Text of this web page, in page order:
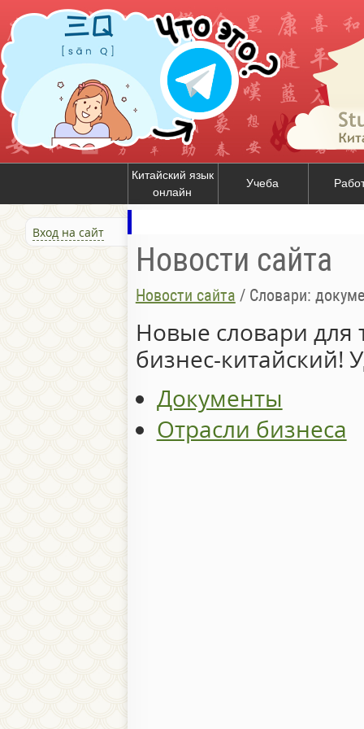
Китайский язык
онлайн
Учеба
Вход на сайт
Новости сайта
Новости сайта / Словари:
Новые словари для
бизнес-китайский!
Документы
Отрасли бизнеса